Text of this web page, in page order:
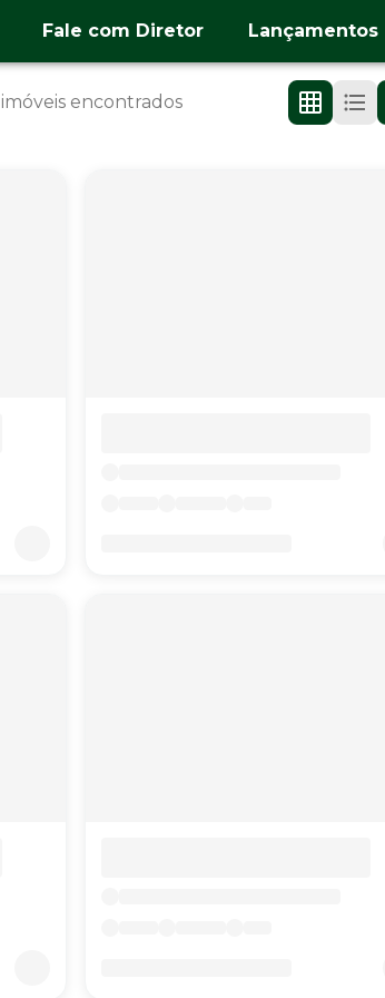
Fale com Diretor Lançamentos
imóveis encontrados